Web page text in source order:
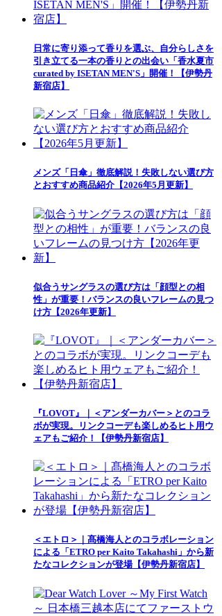
日常に寄り添って香りを選ぶ、自分らしさを
引き立てる一本の香りとの出会い「香水夏市
curated by ISETAN MEN'S」開催！【伊勢丹
新宿店】
メンズ「日傘」徹底解説！失敗しない選び方
とおすすめ商品紹介【2026年5月更新】
似合うサングラスの選び方は「顔型との相
性」が重要！バランスの良いフレームの見つ
け方【2026年更新】
『LOVOT』｜＜アンダーカバー＞とのコラ
ボが実現。リンクコーデも楽しめるヒト用ウ
ェアもご紹介！【伊勢丹新宿店】
＜エトロ＞｜髙橋海人とのコラボレーション
による「ETRO per Kaito Takahashi」から新
たなコレクションが登場【伊勢丹新宿店】